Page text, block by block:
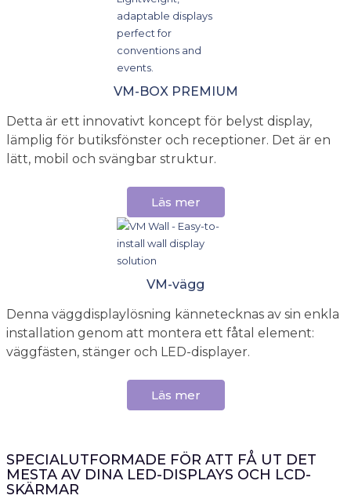
VM-BOX PREMIUM
Detta är ett innovativt koncept för belyst display,
lämplig för butiksfönster och receptioner. Det är en
lätt, mobil och svängbar struktur.
Läs mer
VM-vägg
Denna väggdisplaylösning kännetecknas av sin enkla
installation genom att montera ett fåtal element:
väggfästen, stänger och LED-displayer.
Läs mer
SPECIALUTFORMADE FÖR ATT FÅ UT DET
MESTA AV DINA LED-DISPLAYS OCH LCD-
SKÄRMAR